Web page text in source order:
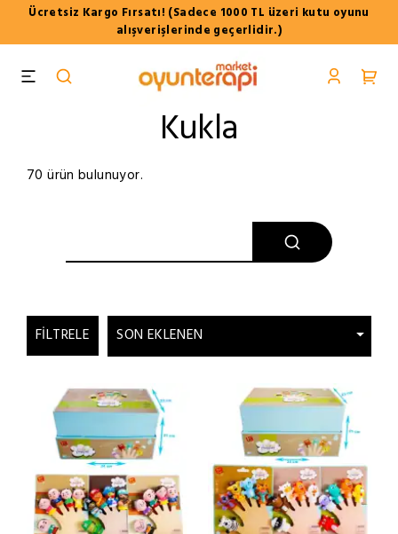
Ücretsiz Kargo Fırsatı! (Sadece 1000 TL üzeri kutu oyunu
alışverişlerinde geçerlidir.)
Kukla
70 ürün bulunuyor.
FILTRELE